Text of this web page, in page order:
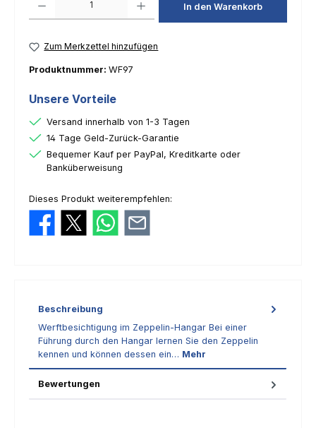
In den Warenkorb
Zum Merkzettel hinzufügen
Produktnummer: WF97
Unsere Vorteile
Versand innerhalb von 1-3 Tagen
14 Tage Geld-Zurück-Garantie
Bequemer Kauf per PayPal, Kreditkarte oder
Banküberweisung
Dieses Produkt weiterempfehlen:
Beschreibung
Werftbesichtigung im Zeppelin-Hangar Bei einer
Führung durch den Hangar lernen Sie den Zeppelin
kennen und können dessen ein… Mehr
Bewertungen